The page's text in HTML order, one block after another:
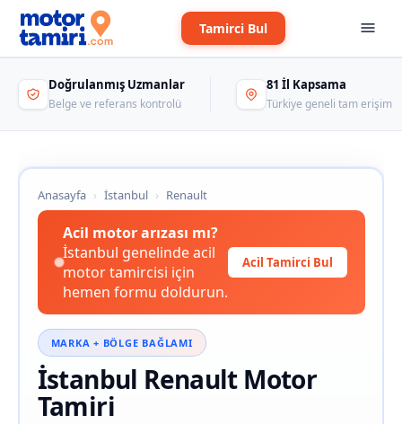
Tamirci Bul
Doğrulanmış Uzmanlar
Belge ve referans kontrolü
81 İl Kapsama
Türkiye geneli tam erişim
Anasayfa › İstanbul › Renault
Acil motor arızası mı?
İstanbul genelinde acil
motor tamircisi için
hemen formu doldurun.
Acil Tamirci Bul
MARKA + BÖLGE BAĞLAMI
İstanbul Renault Motor
Tamiri